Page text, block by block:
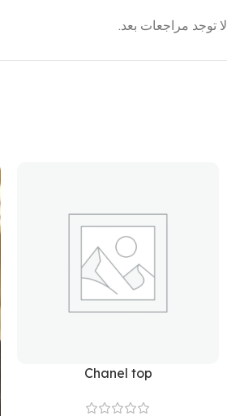
لا توجد مراجعات بعد.
Chanel top